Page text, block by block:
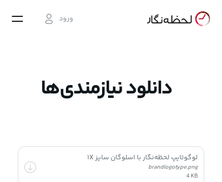
ورود
دانلود نیازمندی‌ها
لوگوتایپ لحظه‌نگار با اسلوگان سایز ۱X
brandlogotype.png
4 KB